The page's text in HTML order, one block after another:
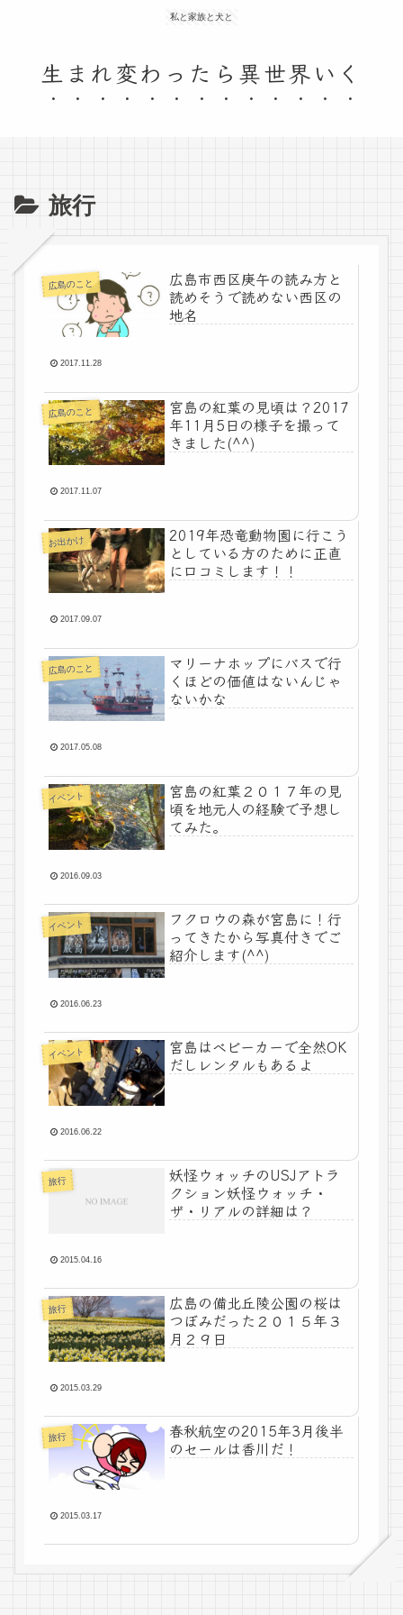
私と家族と犬と
生まれ変わったら異世界いく
旅行
広島のこと
広島市西区庚午の読み方と
読めそうで読めない西区の
地名
2017.11.28
広島のこと
宮島の紅葉の見頃は？2017
年11月5日の様子を撮って
きました(^^)
2017.11.07
お出かけ
2019年恐竜動物園に行こう
としている方のために正直
に口コミします！！
2017.09.07
広島のこと
マリーナホップにバスで行
くほどの価値はないんじゃ
ないかな
2017.05.08
イベント
宮島の紅葉２０１７年の見
頃を地元人の経験で予想し
てみた。
2016.09.03
イベント
フクロウの森が宮島に！行
ってきたから写真付きでご
紹介します(^^)
2016.06.23
イベント
宮島はベビーカーで全然OK
だしレンタルもあるよ
2016.06.22
旅行
妖怪ウォッチのUSJアトラ
クション妖怪ウォッチ・
ザ・リアルの詳細は？
2015.04.16
旅行
広島の備北丘陵公園の桜は
つぼみだった２０１５年３
月２９日
2015.03.29
旅行
春秋航空の2015年3月後半
のセールは香川だ！
2015.03.17